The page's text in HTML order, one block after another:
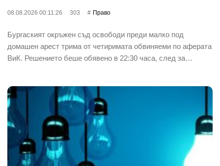
08.08.2026 00:11:26 303 Право
Бургаският окръжен съд освободи преди малко под
домашен арест трима от четиримата обвиняеми по аферата
ВиК. Решението беше обявено в 22:30 часа, след за…